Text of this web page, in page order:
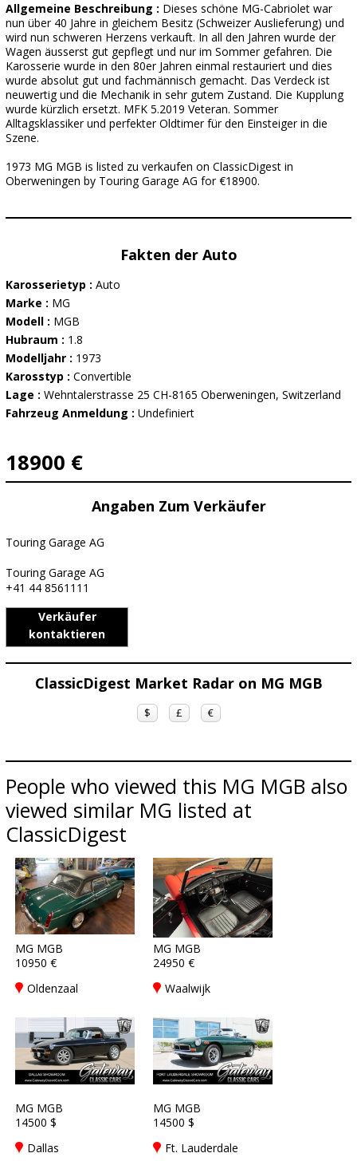
Allgemeine Beschreibung : Dieses schöne MG-Cabriolet war
nun über 40 Jahre in gleichem Besitz (Schweizer Auslieferung) und
wird nun schweren Herzens verkauft. In all den Jahren wurde der
Wagen äusserst gut gepflegt und nur im Sommer gefahren. Die
Karosserie wurde in den 80er Jahren einmal restauriert und dies
wurde absolut gut und fachmännisch gemacht. Das Verdeck ist
neuwertig und die Mechanik in sehr gutem Zustand. Die Kupplung
wurde kürzlich ersetzt. MFK 5.2019 Veteran. Sommer
Alltagsklassiker und perfekter Oldtimer für den Einsteiger in die
Szene.
1973 MG MGB is listed zu verkaufen on ClassicDigest in
Oberweningen by Touring Garage AG for €18900.
Fakten der Auto
Karosserietyp : Auto
Marke : MG
Modell : MGB
Hubraum : 1.8
Modelljahr : 1973
Karosstyp : Convertible
Lage : Wehntalerstrasse 25 CH-8165 Oberweningen, Switzerland
Fahrzeug Anmeldung : Undefiniert
18900 €
Angaben Zum Verkäufer
Touring Garage AG
Touring Garage AG
+41 44 8561111
Verkäufer
kontaktieren
ClassicDigest Market Radar on MG MGB
$ £ €
People who viewed this MG MGB also
viewed similar MG listed at
ClassicDigest
MG MGB
10950 €
Oldenzaal
MG MGB
24950 €
Waalwijk
MG MGB
14500 $
Dallas
MG MGB
14500 $
Ft. Lauderdale